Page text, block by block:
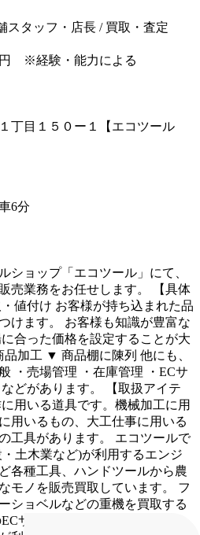
スタッフ・店長 / 買取・査定
円 ※経験・能力による
丁目１５０ー１【エコツール
6分
ショップ「エコツール」にて、
売業務をお任せします。
【具体
値付け お客様が持ち込まれた品
けます。
お客様も知識が豊富な
合った価格を設定することが大
品加工 ▼ 商品棚に陳列 他にも、
・売場管理 ・在庫管理
・ECサ
などがあります。
【取扱アイテ
用いる道具です。機械加工に用
用いるもの、大工仕事に用いる
工具があります。
エコツールで
土木業など)が利用するエンジ
各種工具、ハンドツールから農
モノを販売買取しています。
フ
ショベルなどの重機を買取する
サイトも増えていますが、